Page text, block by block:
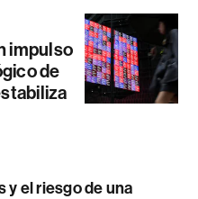
impulso
de
y el riesgo de una